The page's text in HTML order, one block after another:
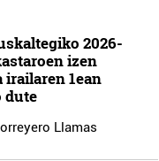
2026-
izen
irailaren 1ean
dute
Llamas